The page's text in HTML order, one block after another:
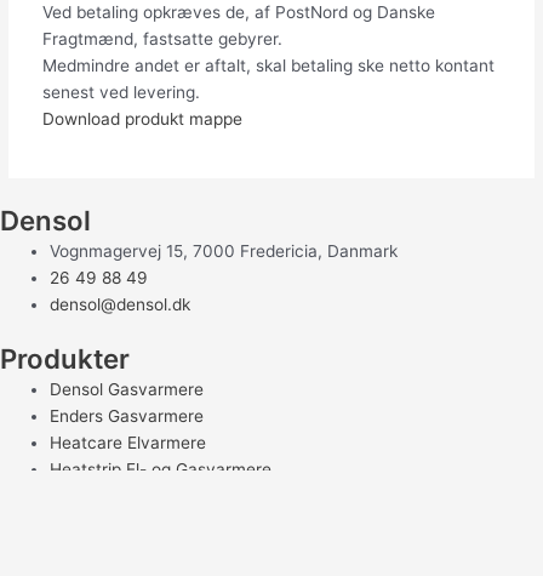
Ved betaling opkræves de, af PostNord og Danske
Fragtmænd, fastsatte gebyrer.
Medmindre andet er aftalt, skal betaling ske netto kontant
senest ved levering.
Download produkt mappe
Densol
Vognmagervej 15, 7000 Fredericia, Danmark
26 49 88 49
densol@densol.dk
Produkter
Densol Gasvarmere
Enders Gasvarmere
Heatcare Elvarmere
Heatstrip El- og Gasvarmere